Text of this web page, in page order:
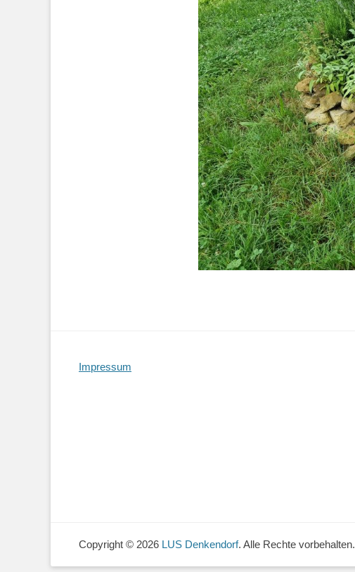
Impressum
Copyright © 2026 LUS Denkendorf. Alle Rechte vorbehalten.